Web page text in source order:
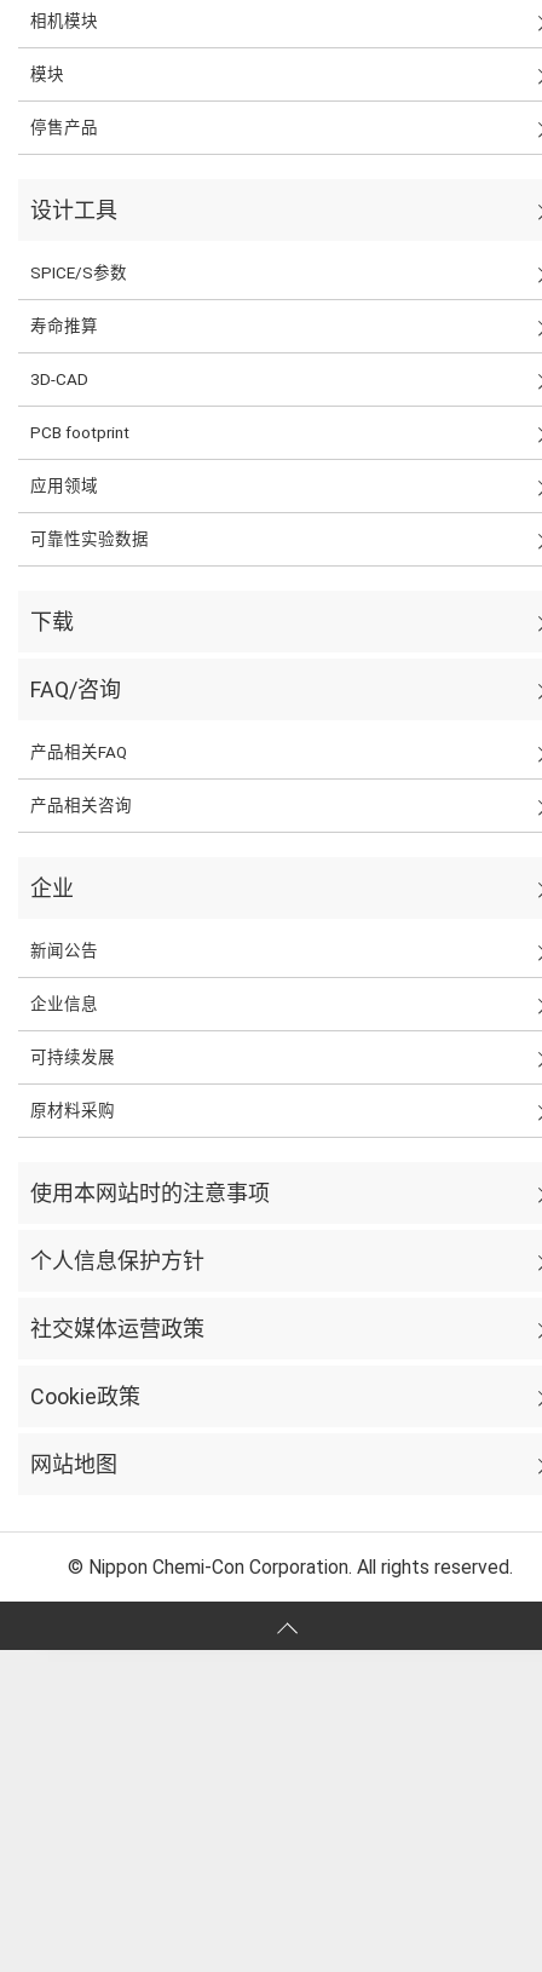
相机模块
模块
停售产品
设计工具
SPICE/S参数
寿命推算
3D-CAD
PCB footprint
应用领域
可靠性实验数据
下载
FAQ/咨询
产品相关FAQ
产品相关咨询
企业
新闻公告
企业信息
可持续发展
原材料采购
使用本网站时的注意事项
个人信息保护方针
社交媒体运营政策
Cookie政策
网站地图
© Nippon Chemi-Con Corporation. All rights reserved.